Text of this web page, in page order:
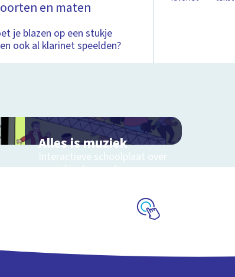
en maten
je blazen op een stukje
ook al klarinet speelden?
Alles is muziek
Interactieve schoolplaat over
muziekinstrumenten en